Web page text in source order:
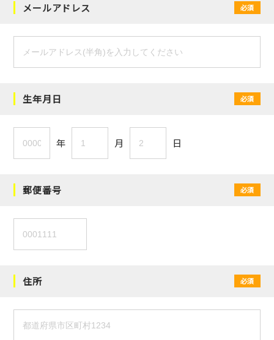
メールアドレス 必須
生年月日 必須
年 月 日
郵便番号 必須
住所 必須